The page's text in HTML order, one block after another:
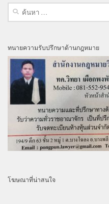
ค้นหา
สำหรับ:
ทนายความรับปรึกษาด้านกฎหมาย
โฆษณาที่น่าสนใจ